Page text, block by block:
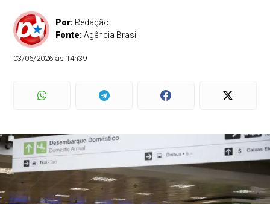
Por: Redação
Fonte:Agência Brasil
03/06/2026 às 14h39